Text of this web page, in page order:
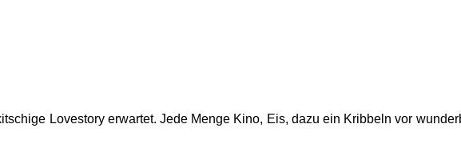
Lovestory erwartet. Jede Menge Kino, Eis, dazu ein Kribbeln vor